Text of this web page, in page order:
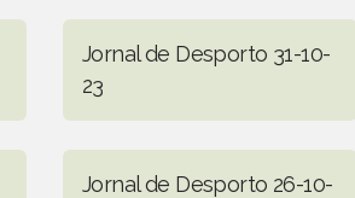
Jornal de Desporto 31-10-
23
Jornal de Desporto 26-10-